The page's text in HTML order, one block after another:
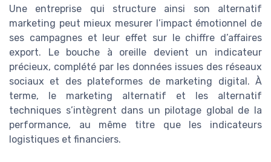
Une entreprise qui structure ainsi son alternatif
marketing peut mieux mesurer l’impact émotionnel de
ses campagnes et leur effet sur le chiffre d’affaires
export. Le bouche à oreille devient un indicateur
précieux, complété par les données issues des réseaux
sociaux et des plateformes de marketing digital. À
terme, le marketing alternatif et les alternatif
techniques s’intègrent dans un pilotage global de la
performance, au même titre que les indicateurs
logistiques et financiers.